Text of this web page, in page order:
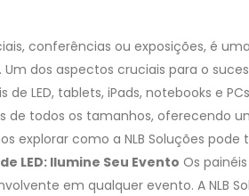
conferências ou exposições, é
dos aspectos cruciais para o
LED, tablets, iPads, notebooks e
de todos os tamanhos, oferecendo
explorar como a NLB Soluções
LED: Ilumine Seu Evento Os
em qualquer evento. A NLB